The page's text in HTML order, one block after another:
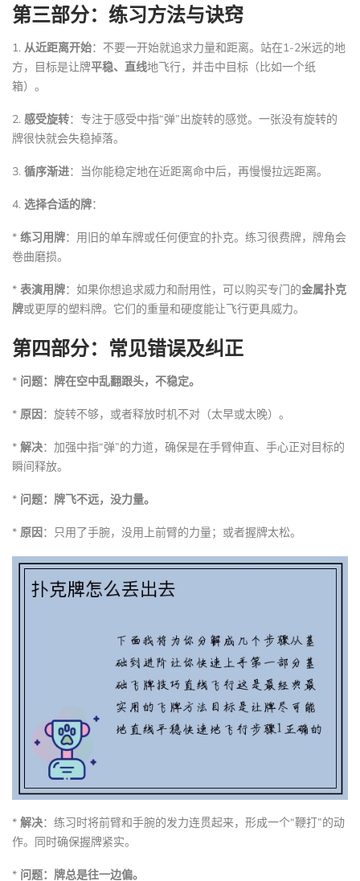
第三部分：练习方法与诀窍
1. 从近距离开始：不要一开始就追求力量和距离。站在1-2米远的地
方，目标是让牌平稳、直线地飞行，并击中目标（比如一个纸
箱）。
2. 感受旋转：专注于感受中指“弹”出旋转的感觉。一张没有旋转的
牌很快就会失稳掉落。
3. 循序渐进：当你能稳定地在近距离命中后，再慢慢拉远距离。
4. 选择合适的牌：
* 练习用牌：用旧的单车牌或任何便宜的扑克。练习很费牌，牌角会
卷曲磨损。
* 表演用牌：如果你想追求威力和耐用性，可以购买专门的金属扑克
牌或更厚的塑料牌。它们的重量和硬度能让飞行更具威力。
第四部分：常见错误及纠正
* 问题：牌在空中乱翻跟头，不稳定。
* 原因：旋转不够，或者释放时机不对（太早或太晚）。
* 解决：加强中指“弹”的力道，确保是在手臂伸直、手心正对目标的
瞬间释放。
* 问题：牌飞不远，没力量。
* 原因：只用了手腕，没用上前臂的力量；或者握牌太松。
* 解决：练习时将前臂和手腕的发力连贯起来，形成一个“鞭打”的动
作。同时确保握牌紧实。
* 问题：牌总是往一边偏。